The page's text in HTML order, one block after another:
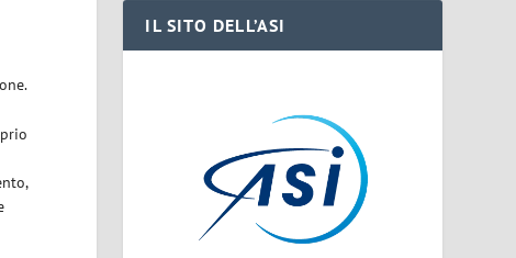
IL SITO DELL’ASI